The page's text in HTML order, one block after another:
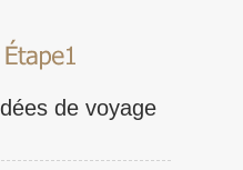
de voyage